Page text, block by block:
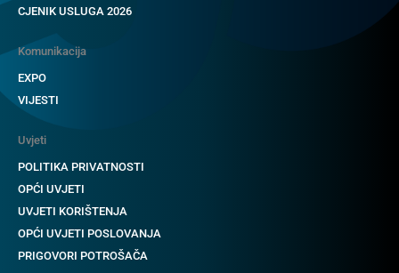
CJENIK USLUGA 2026
Komunikacija
EXPO
VIJESTI
Uvjeti
POLITIKA PRIVATNOSTI
OPĆI UVJETI
UVJETI KORIŠTENJA
OPĆI UVJETI POSLOVANJA
PRIGOVORI POTROŠAČA